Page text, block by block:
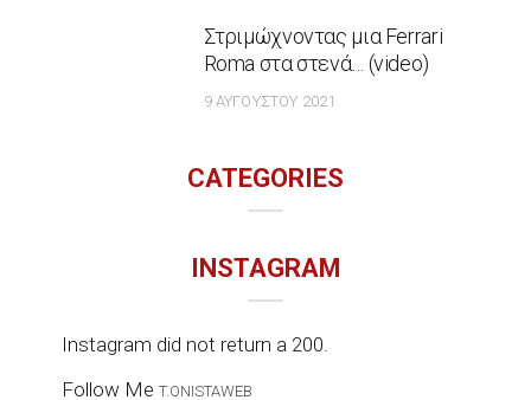
Στριμώχνοντας μια Ferrari
Roma στα στενά… (video)
9 ΑΥΓΟΎΣΤΟΥ 2021
CATEGORIES
INSTAGRAM
Instagram did not return a 200.
Follow Me T.ONISTAWEB